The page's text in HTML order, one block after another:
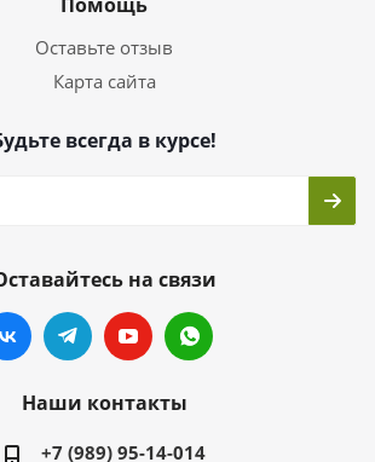
Оставьте отзыв
Карта сайта
всегда в курсе!
на связи
Наши контакты
+7 (989) 95-14-014